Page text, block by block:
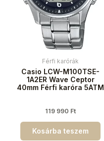
Férfi karórák
Casio LCW-M100TSE-
1A2ER Wave Ceptor
40mm Férfi karóra 5ATM
119 990 Ft
Kosárba teszem